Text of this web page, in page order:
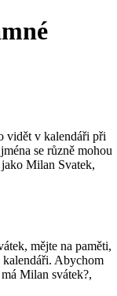
vidět v kalendáři při
se různě mohou
jako Milan Svatek,
mějte na paměti,
kalendáři. Abychom
Milan svátek?,